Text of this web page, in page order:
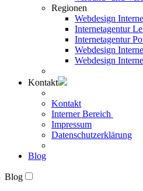
Regionen
Webdesign
Internetagentur
Internetagentur
Webdesign
Webdesign
Kontakt
Kontakt
Interner Bereich
Impressum
Datenschutzerklärung
Blog
Blog